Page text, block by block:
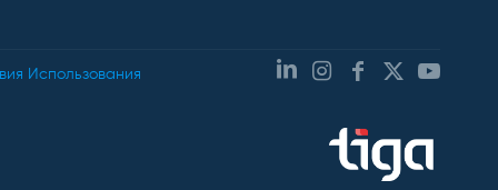
Использования